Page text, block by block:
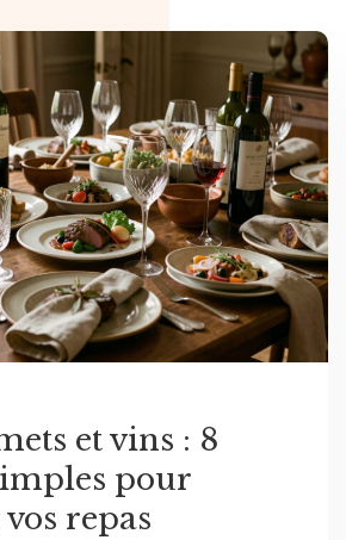
et vins : 8
pour
repas